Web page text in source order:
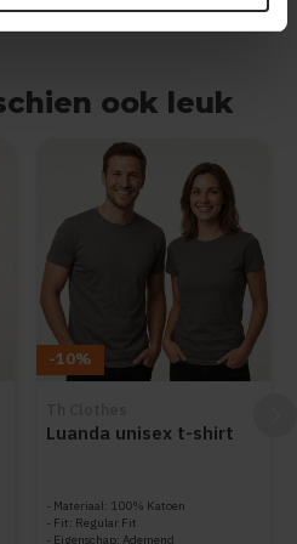
ook leuk
is
-10%
Luanda unisex t-shirt
Materiaal: 100% Katoen
Fit: Regular Fit
Eigenschap: Ademend